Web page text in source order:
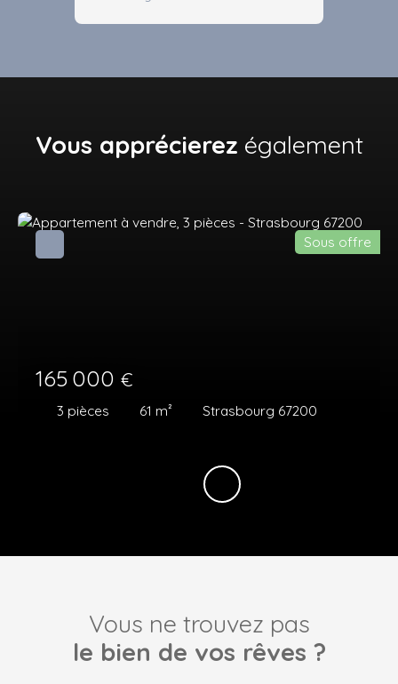
Vous apprécierez également
165 000 €
3 pièces 61 m² Strasbourg 67200
Sous offre
Vous ne trouvez pas
le bien de vos rêves ?